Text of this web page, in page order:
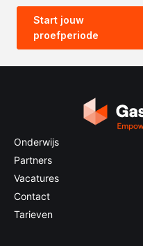
0.5x 1x
Start jouw
proefperiode
Onderwijs
Partners
Vacatures
Contact
Tarieven